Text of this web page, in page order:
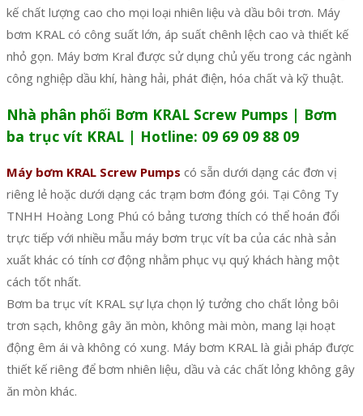
kế chất lượng cao cho mọi loại nhiên liệu và dầu bôi trơn. Máy
bơm KRAL có công suất lớn, áp suất chênh lệch cao và thiết kế
nhỏ gọn. Máy bơm Kral được sử dụng chủ yếu trong các ngành
công nghiệp dầu khí, hàng hải, phát điện, hóa chất và kỹ thuật.
Nhà phân phối Bơm KRAL Screw Pumps | Bơm
ba trục vít KRAL | Hotline: 09 69 09 88 09
Máy bơm KRAL Screw Pumps có sẵn dưới dạng các đơn vị
riêng lẻ hoặc dưới dạng các trạm bơm đóng gói. Tại Công Ty
TNHH Hoàng Long Phú có bảng tương thích có thể hoán đổi
trực tiếp với nhiều mẫu máy bơm trục vít ba của các nhà sản
xuất khác có tính cơ động nhằm phục vụ quý khách hàng một
cách tốt nhất.
Bơm ba trục vít KRAL sự lựa chọn lý tưởng cho chất lỏng bôi
trơn sạch, không gây ăn mòn, không mài mòn, mang lại hoạt
động êm ái và không có xung. Máy bơm KRAL là giải pháp được
thiết kế riêng để bơm nhiên liệu, dầu và các chất lỏng không gây
ăn mòn khác.